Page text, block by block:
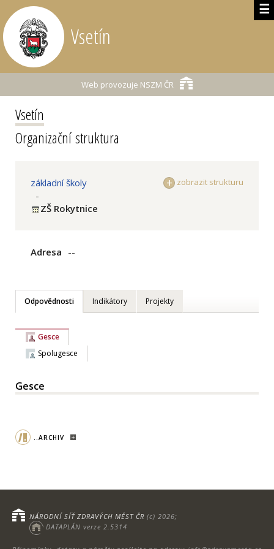
☰
Vsetín
Web provozuje NSZM ČR
Vsetín
Organizační struktura
zobrazit strukturu
základní školy
-
ZŠ Rokytnice
Adresa --
Odpovědnosti Indikátory Projekty
Gesce
Spolugesce
Gesce
..ARCHIV
NÁRODNÍ SÍŤ ZDRAVÝCH MĚST ČR (c) 2026;
DATAPLÁN verze 2.5314